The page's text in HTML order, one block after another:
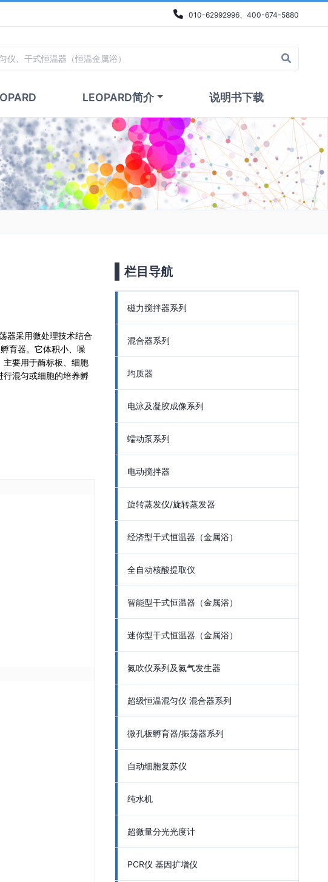
010-62992996、400-674-5880
LEOPARD简介 说明书下载
器采用微处理技术结合
育器。它体积小、噪
主要用于酶标板、细胞
行混匀或细胞的培养孵
栏目导航
磁力搅拌器系列
混合器系列
均质器
电泳及凝胶成像系列
蠕动泵系列
电动搅拌器
旋转蒸发仪/旋转蒸发器
经济型干式恒温器（金属浴）
全自动核酸提取仪
智能型干式恒温器（金属浴）
迷你型干式恒温器（金属浴）
氮吹仪系列及氮气发生器
超级恒温混匀仪 混合器系列
微孔板孵育器/振荡器系列
自动细胞复苏仪
纯水机
超微量分光光度计
PCR仪 基因扩增仪